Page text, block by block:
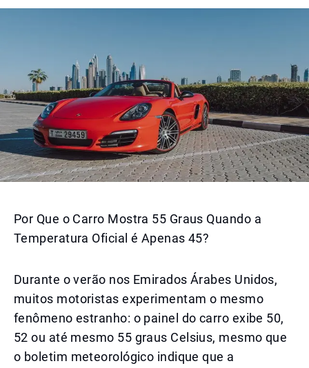
Por Que o Carro Mostra 55 Graus Quando a
Temperatura Oficial é Apenas 45?
Durante o verão nos Emirados Árabes Unidos,
muitos motoristas experimentam o mesmo
fenômeno estranho: o painel do carro exibe 50,
52 ou até mesmo 55 graus Celsius, mesmo que
o boletim meteorológico indique que a